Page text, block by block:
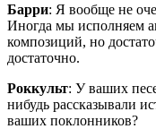
Барри: Я вообще не
Иногда мы исполняем
композиций, но
достаточно.
Роккульт: У ваших
нибудь рассказывали
ваших поклонников?